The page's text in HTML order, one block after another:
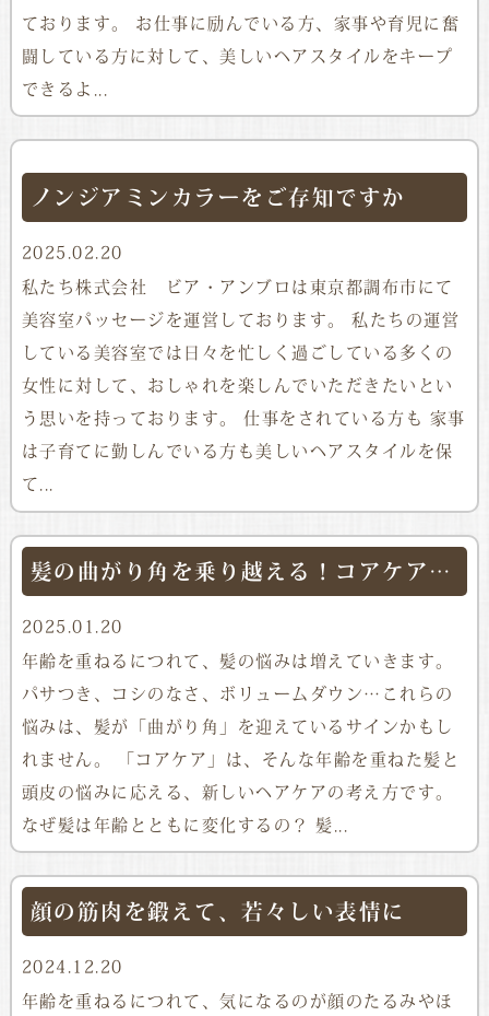
ております。 お仕事に励んでいる方、家事や育児に奮
闘している方に対して、美しいヘアスタイルをキープ
できるよ...
ノンジアミンカラーをご存知ですか
2025.02.20
私たち株式会社 ビア・アンブロは東京都調布市にて
美容室パッセージを運営しております。 私たちの運営
している美容室では日々を忙しく過ごしている多くの
女性に対して、おしゃれを楽しんでいただきたいとい
う思いを持っております。 仕事をされている方も 家事
は子育てに勤しんでいる方も美しいヘアスタイルを保
て...
髪の曲がり角を乗り越える！コアケアで若々しい髪を
2025.01.20
年齢を重ねるにつれて、髪の悩みは増えていきます。
パサつき、コシのなさ、ボリュームダウン…これらの
悩みは、髪が「曲がり角」を迎えているサインかもし
れません。 「コアケア」は、そんな年齢を重ねた髪と
頭皮の悩みに応える、新しいヘアケアの考え方です。
なぜ髪は年齢とともに変化するの？ 髪...
顔の筋肉を鍛えて、若々しい表情に
2024.12.20
年齢を重ねるにつれて、気になるのが顔のたるみやほ